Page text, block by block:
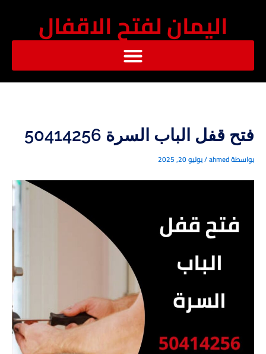
اليمان لفتح الاقفال
فتح قفل الباب السرة 50414256
بواسطةahmed
/يوليو 20, 2025